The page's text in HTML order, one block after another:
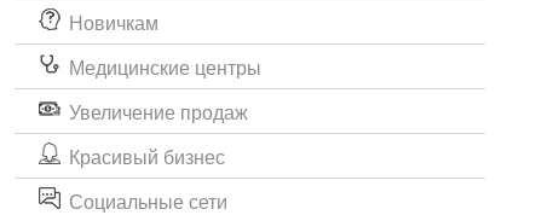
Новичкам
Медицинские центры
Увеличение продаж
Красивый бизнес
Социальные сети